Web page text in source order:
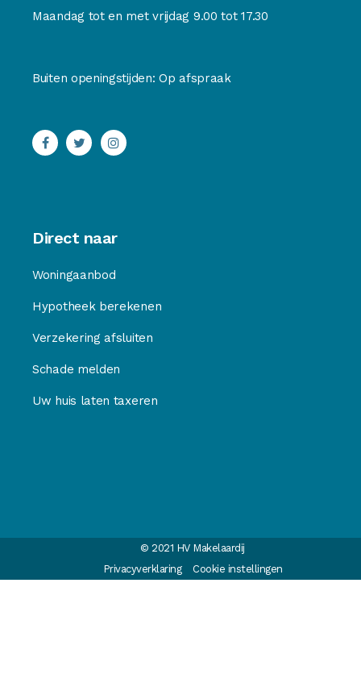
Maandag tot en met vrijdag 9.00 tot 17.30
Buiten openingstijden: Op afspraak
Direct naar
Woningaanbod
Hypotheek berekenen
Verzekering afsluiten
Schade melden
Uw huis laten taxeren
© 2021 HV Makelaardij
Privacyverklaring
Cookie instellingen